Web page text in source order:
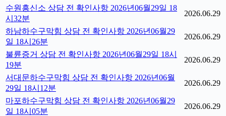
수원흥신소 상담 전 확인사항 2026년06월29일 18
시32분
2026.06.29
하남하수구막힘 상담 전 확인사항 2026년06월29
일 18시26분
2026.06.29
불륜증거 상담 전 확인사항 2026년06월29일 18시
19분
2026.06.29
서대문하수구막힘 상담 전 확인사항 2026년06월
29일 18시12분
2026.06.29
마포하수구막힘 상담 전 확인사항 2026년06월29
일 18시05분
2026.06.29